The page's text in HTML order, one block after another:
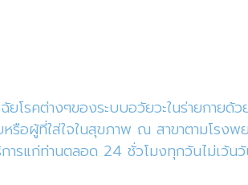
โรคต่างๆของระบบอวัยวะในร่ายกาย
อผู้ที่ใส่ใจในสุขภาพ ณ สาขาตามโรงพ
แก่ท่านตลอด 24 ชั่วโมงทุกวันไม่เว้น